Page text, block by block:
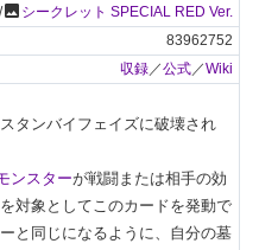
/photo シークレット SPECIAL RED Ver.
83962752
収録／公式／Wiki
タンバイフェイズに破壊され
ンスターが戦闘または相手の効
対象としてこのカードを発動で
と同じになるように、自分の墓